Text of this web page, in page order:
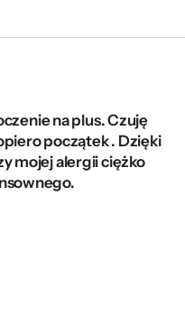
plus. Czuję
. Dzięki
ciężko